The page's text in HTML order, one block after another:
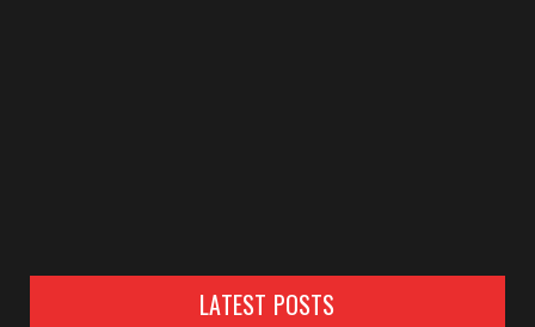
LATEST POSTS